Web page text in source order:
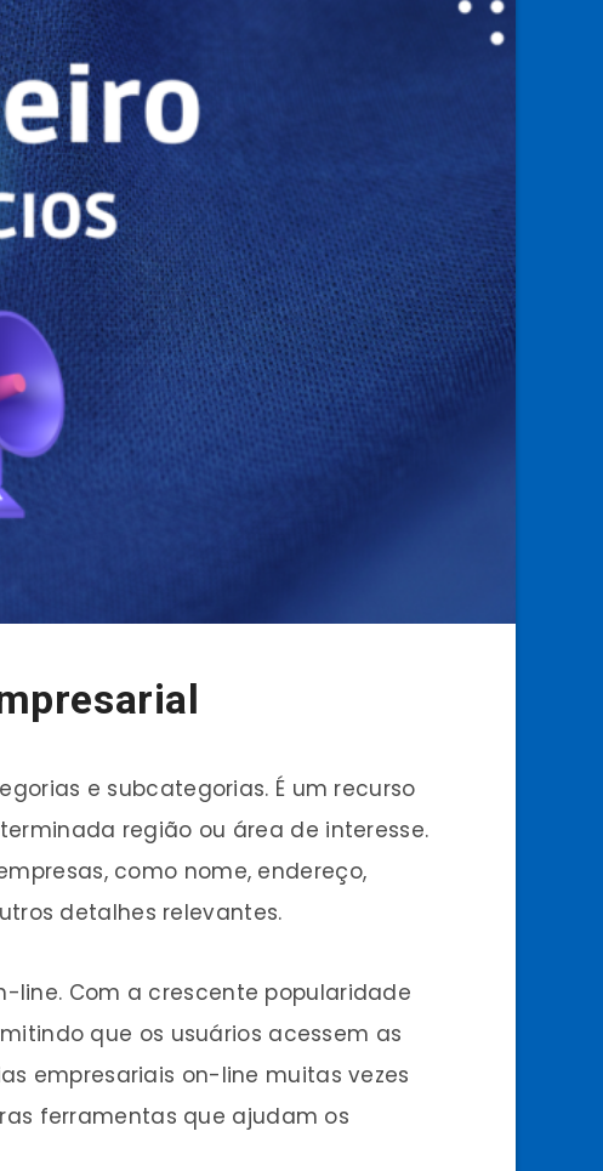
e subcategorias. É um recurso
região ou área de interesse.
como nome, endereço,
detalhes relevantes.
line. Com a crescente popularidade
que os usuários acessem as
empresariais on-line muitas vezes
ferramentas que ajudam os